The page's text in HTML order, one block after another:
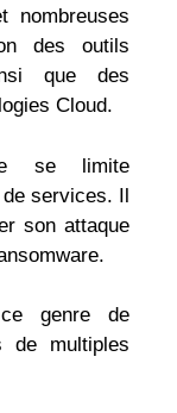
nombreuses
des outils
que des
Cloud.
se limite
services. Il
son attaque
genre de
de multiples